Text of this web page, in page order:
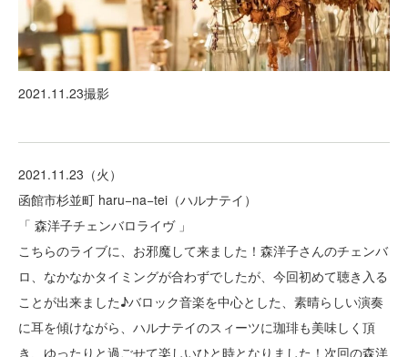
2021.11.23撮影
2021.11.23（火）
函館市杉並町 haru−na−tei（ハルナテイ）
「 森洋子チェンバロライヴ 」
こちらのライブに、お邪魔して来ました！森洋子さんのチェンバ
ロ、なかなかタイミングが合わずでしたが、今回初めて聴き入る
ことが出来ました♪バロック音楽を中心とした、素晴らしい演奏
に耳を傾けながら、ハルナテイのスィーツに珈琲も美味しく頂
き、ゆったりと過ごせて楽しいひと時となりました！次回の森洋